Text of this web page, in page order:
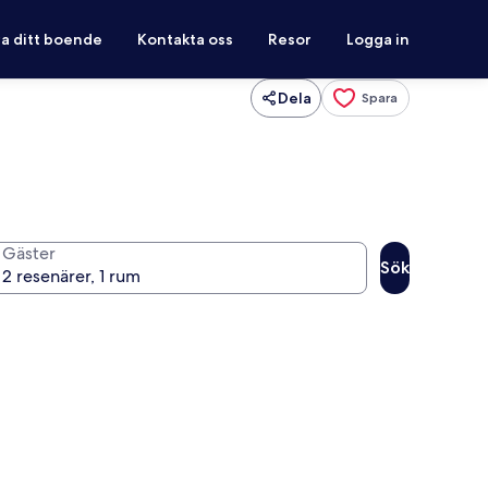
ditt boende Kontakta oss Resor Logga in
Dela Spara
Gäster
Sök